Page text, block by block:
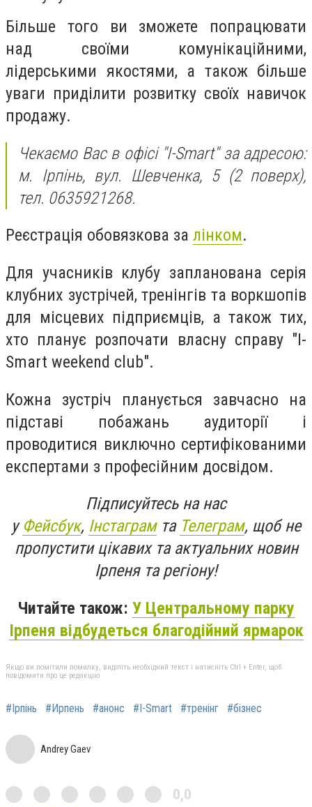
Більше того ви зможете попрацювати
над своїми комунікаційними,
лідерськими якостями, а також більше
уваги приділити розвитку своїх навичок
продажу.
Чекаємо Вас в офісі "I-Smart" за адресою:
м. Ірпінь, вул. Шевченка, 5 (2 поверх),
тел. 0635921268.
Реєстрація обовязкова за лінком.
Для учасників клубу запланована серія
клубних зустрічей, тренінгів та воркшопів
для місцевих підприємців, а також тих,
хто планує розпочати власну справу "I-
Smart weekend club".
Кожна зустріч планується завчасно на
підставі побажань аудиторії і
проводитися виключно сертифікованими
експертами з професійним досвідом.
Підписуйтесь на нас
у Фейсбук, Інстаграмта Телеграм, щоб не
пропустити цікавих та актуальних новин
Ірпеня та регіону!
Читайте також: У Центральному парку
Ірпеня відбудеться благодійний ярмарок
Якщо ви помітили помилку, виділіть необхідний текст і натисніть Ctrl + Enter, щоб
повідомити про це редакцію
#Ірпінь #Ирпень #анонс #I-Smart #тренінг #бізнес
Andrey Gaev
0,0